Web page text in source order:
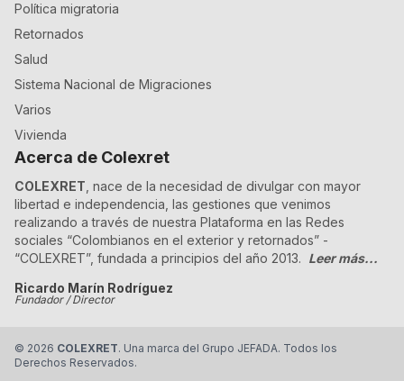
Política migratoria
Retornados
Salud
Sistema Nacional de Migraciones
Varios
Vivienda
Acerca de Colexret
COLEXRET , nace de la necesidad de divulgar con mayor
libertad e independencia, las gestiones que venimos
realizando a través de nuestra Plataforma en las Redes
sociales “Colombianos en el exterior y retornados” -
“COLEXRET”, fundada a principios del año 2013. Leer más...
Ricardo Marín Rodríguez
Fundador / Director
© 2026 COLEXRET. Una marca del Grupo JEFADA. Todos los
Derechos Reservados.